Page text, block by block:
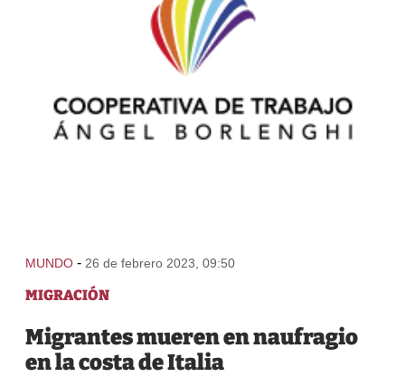
MUNDO - 26 de febrero 2023, 09:50
MIGRACIÓN
Migrantes mueren en naufragio
en la costa de Italia